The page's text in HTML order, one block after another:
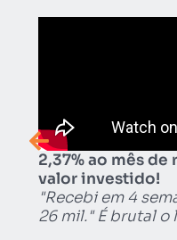
2,37% ao mês
valor investido!
"Recebi em 4
26 mil." É brutal o